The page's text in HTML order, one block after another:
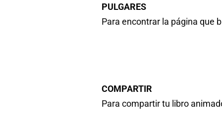
PULGARES
Para encontrar la página que
COMPARTIR
Para compartir tu libro